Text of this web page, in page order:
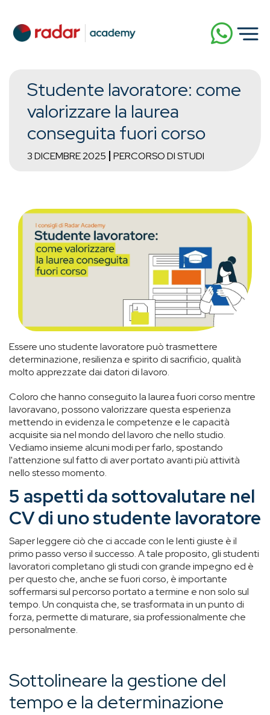
Studente lavoratore: come
valorizzare la laurea
conseguita fuori corso
3 DICEMBRE 2025 PERCORSO DI STUDI
Essere uno studente lavoratore può trasmettere
determinazione, resilienza e spirito di sacrificio, qualità
molto apprezzate dai datori di lavoro.
Coloro che hanno conseguito la laurea fuori corso mentre
lavoravano, possono valorizzare questa esperienza
mettendo in evidenza le competenze e le capacità
acquisite sia nel mondo del lavoro che nello studio.
Vediamo insieme alcuni modi per farlo, spostando
l'attenzione sul fatto di aver portato avanti più attività
nello stesso momento.
5 aspetti da sottovalutare nel
CV di uno studente lavoratore
Saper leggere ciò che ci accade con le lenti giuste è il
primo passo verso il successo. A tale proposito, gli studenti
lavoratori completano gli studi con grande impegno ed è
per questo che, anche se fuori corso, è importante
soffermarsi sul percorso portato a termine e non solo sul
tempo. Un conquista che, se trasformata in un punto di
forza, permette di maturare, sia professionalmente che
personalmente.
Sottolineare la gestione del
tempo e la determinazione